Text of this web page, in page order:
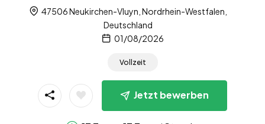
47506 Neukirchen-Vluyn, Nordrhein-Westfalen,
Deutschland
01/08/2026
Vollzeit
Jetzt bewerben